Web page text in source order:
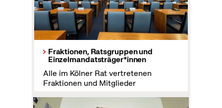
Fraktionen, Ratsgruppen und
Einzelmandatsträger*innen
Alle im Kölner Rat vertretenen
Fraktionen und Mitglieder